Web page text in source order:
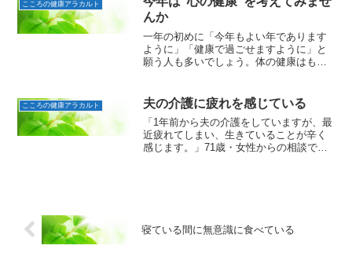
こころの健康アラカルト
んか
一年の初めに「今年もよい年であります
ように」「健康で過ごせますように」と
願う人も多いでしょう。体の健康はもち
のと同様にこの時期は新しい年になると
いう変化や前年とのギャッ...
こころの健康アラカルト 夫の介護に疲れを感じている
「1年前から夫の介護をしていますが、最
近疲れてしまい、生きていることが辛く
感じます。」71歳・女性からの相談で
寝ている間に無意識に食べている